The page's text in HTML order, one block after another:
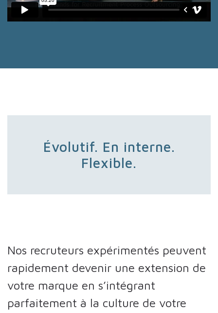
Évolutif. En interne.
Flexible.
Nos recruteurs expérimentés peuvent
rapidement devenir une extension de
votre marque en s’intégrant
parfaitement à la culture de votre